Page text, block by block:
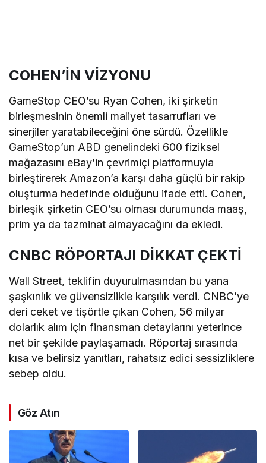
COHEN’İN VİZYONU
GameStop CEO’su Ryan Cohen, iki şirketin
birleşmesinin önemli maliyet tasarrufları ve
sinerjiler yaratabileceğini öne sürdü. Özellikle
GameStop’un ABD genelindeki 600 fiziksel
mağazasını eBay’in çevrimiçi platformuyla
birleştirerek Amazon’a karşı daha güçlü bir rakip
oluşturma hedefinde olduğunu ifade etti. Cohen,
birleşik şirketin CEO’su olması durumunda maaş,
prim ya da tazminat almayacağını da ekledi.
CNBC RÖPORTAJI DİKKAT ÇEKTİ
Wall Street, teklifin duyurulmasından bu yana
şaşkınlık ve güvensizlikle karşılık verdi. CNBC’ye
deri ceket ve tişörtle çıkan Cohen, 56 milyar
dolarlık alım için finansman detaylarını yeterince
net bir şekilde paylaşamadı. Röportaj sırasında
kısa ve belirsiz yanıtları, rahatsız edici sessizliklere
sebep oldu.
Göz Atın